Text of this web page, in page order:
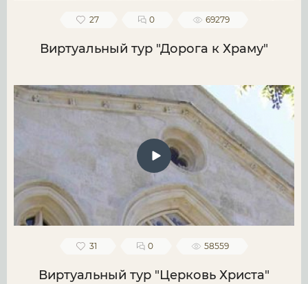
27 0 69279
Виртуальный тур "Дорога к Храму"
31 0 58559
Виртуальный тур "Церковь Христа"